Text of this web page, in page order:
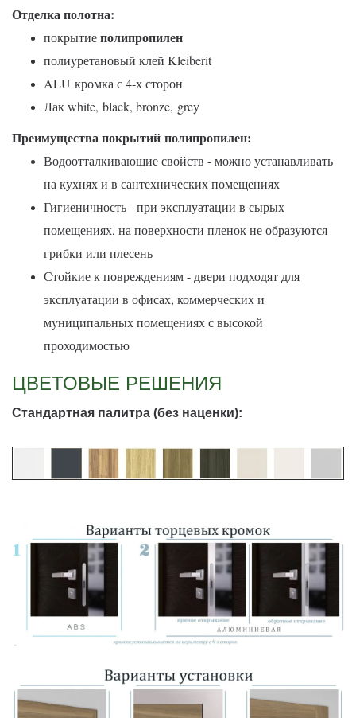
Отделка полотна:
покрытиеполипропилен
полиуретановый клей Kleiberit
ALU кромка с 4-х сторон
Лак white, black, bronze, grey
Преимущества покрытий полипропилен:
Водоотталкивающие свойств - можно устанавливать
на кухнях и в сантехнических помещениях
Гигиеничность - при эксплуатации в сырых
помещениях, на поверхности пленок не образуются
грибки или плесень
Стойкие к повреждениям - двери подходят для
эксплуатации в офисах, коммерческих и
муниципальных помещениях с высокой
проходимостью
ЦВЕТОВЫЕ РЕШЕНИЯ
Стандартная палитра (без наценки):